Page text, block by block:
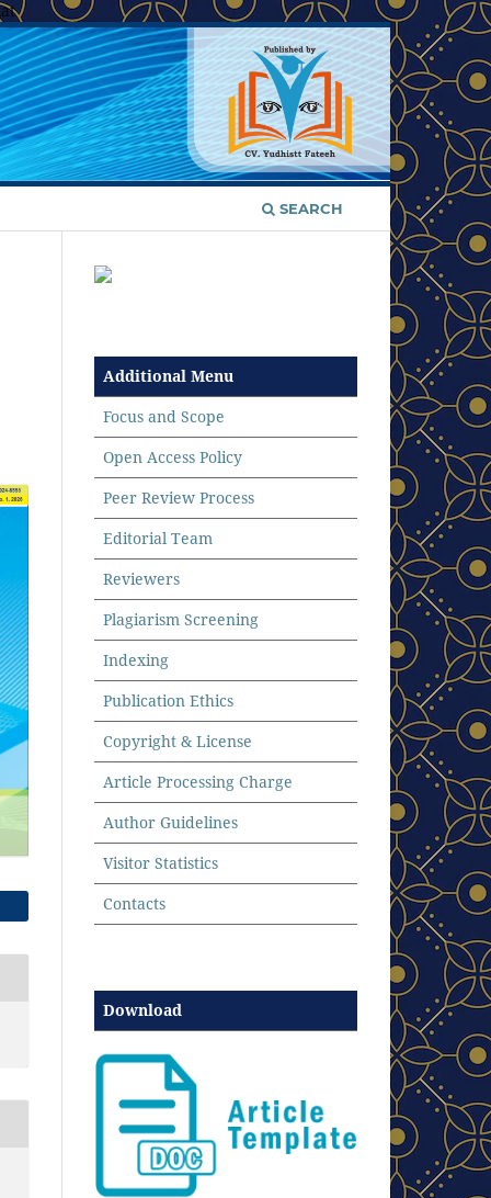
SEARCH
Additional Menu
Focus and Scope
Open Access Policy
Peer Review Process
Editorial Team
Reviewers
Plagiarism Screening
Indexing
Publication Ethics
Copyright & License
Article Processing Charge
Author Guidelines
Visitor Statistics
Contacts
Download